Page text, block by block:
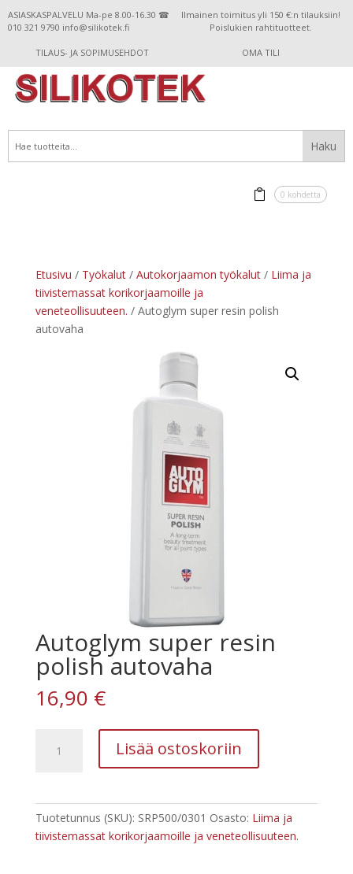
ASIASKASPALVELU Ma-pe 8.00-16.30 ☎
010 321 9790 info@silikotek.fi
Ilmainen toimitus yli 150 €:n tilauksiin!
Poislukien rahtituotteet.
TILAUS- JA SOPIMUSEHDOT OMA TILI
0 kohdetta
Etusivu / Työkalut/ Autokorjaamon työkalut/ Liima ja
tiivistemassat korikorjaamoille ja
veneteollisuuteen. / Autoglym super resin polish
autovaha
Autoglym super resin
polish autovaha
16,90 €
super
Lisää ostoskoriin
Tuotetunnus (SKU): SRP500/0301 Osasto: Liima ja
tiivistemassat korikorjaamoille ja veneteollisuuteen.